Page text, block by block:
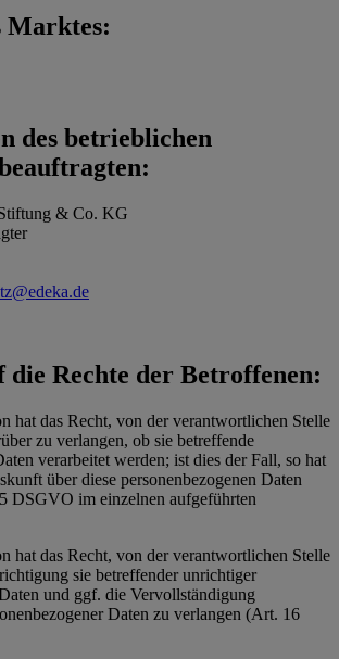
Marktes:
des betrieblichen
& Co. KG
die Rechte der Betroffenen:
hat das Recht, von der verantwortlichen Stelle
zu verlangen, ob sie betreffende
verarbeitet werden; ist dies der Fall, so hat
über diese personenbezogenen Daten
DSGVO im einzelnen aufgeführten
hat das Recht, von der verantwortlichen Stelle
sie betreffender unrichtiger
und ggf. die Vervollständigung
Daten zu verlangen (Art. 16